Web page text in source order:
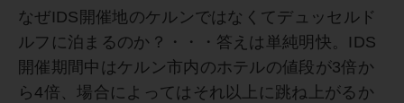
なぜIDS開催地のケルンではなくてデュッセルド
ルフに泊まるのか？・・・答えは単純明快。IDS
開催期間中はケルン市内のホテルの値段が3倍か
ら4倍、場合によってはそれ以上に跳ね上がるか